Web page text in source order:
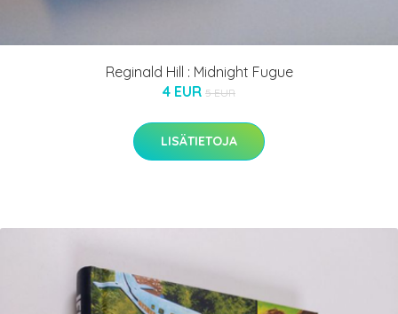
Reginald Hill : Midnight Fugue
4 EUR 5 EUR
LISÄTIETOJA